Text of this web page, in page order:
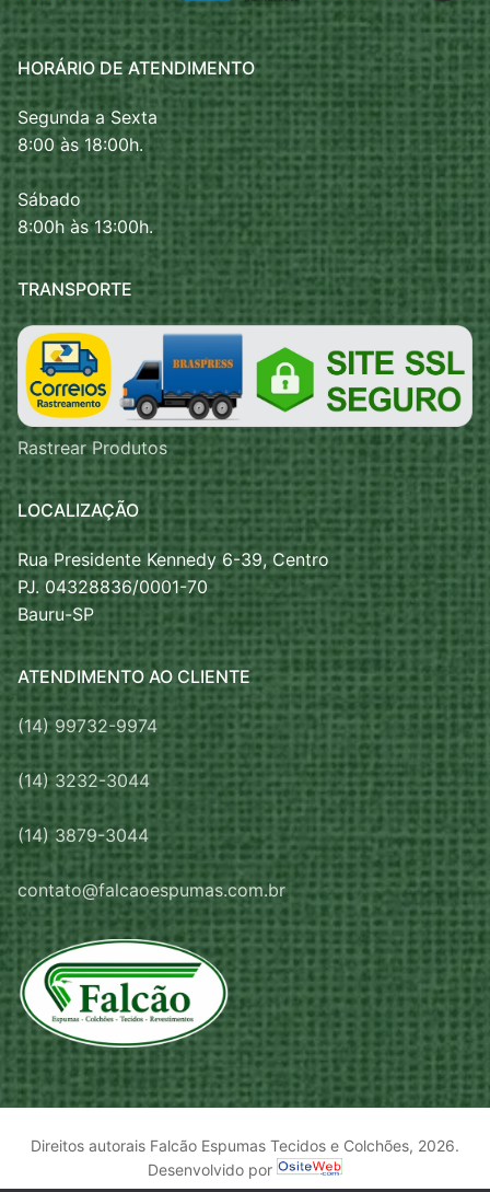
HORÁRIO DE ATENDIMENTO
Segunda a Sexta
8:00 às 18:00h.
Sábado
8:00h às 13:00h.
TRANSPORTE
Rastrear Produtos
LOCALIZAÇÃO
Rua Presidente Kennedy 6-39, Centro
PJ. 04328836/0001-70
Bauru-SP
ATENDIMENTO AO CLIENTE
(14) 99732-9974
(14) 3232-3044
(14) 3879-3044
contato@falcaoespumas.com.br
Direitos autorais Falcão Espumas Tecidos e Colchões, 2026.
Desenvolvido por